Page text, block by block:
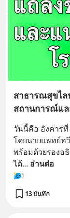
สาธารณสุขไล
สถานการณ์แล
วันนี้คือ อังคาร
โดยนายแพทย์ท
พร้อมด้วยรองอ
ได้... อ่านต่อ
1
13 บันทึก